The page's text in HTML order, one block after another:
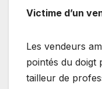
Victime d’un
Les vendeurs
pointés du doigt
tailleur de